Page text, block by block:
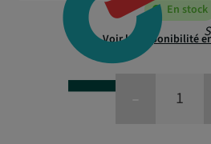
En stock
Voir la disponibilité